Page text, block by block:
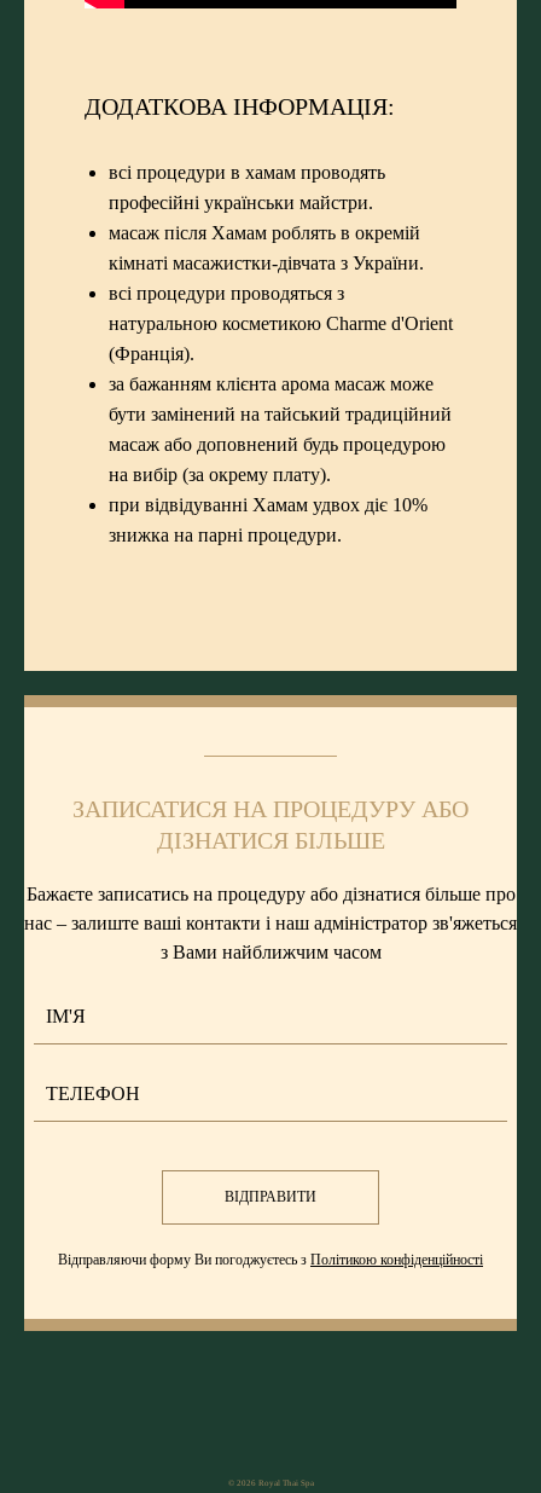
ДОДАТКОВА ІНФОРМАЦІЯ:
всі процедури в хамам проводять
професійні українськи майстри.
масаж після Хамам роблять в окремій
кімнаті масажистки-дівчата з України.
всі процедури проводяться з
натуральною косметикою Charme d'Orient
(Франція).
за бажанням клієнта арома масаж може
бути замінений на тайський традиційний
масаж або доповнений будь процедурою
на вибір (за окрему плату).
при відвідуванні Хамам удвох діє 10%
знижка на парні процедури.
ЗАПИСАТИСЯ НА ПРОЦЕДУРУ АБО
ДІЗНАТИСЯ БІЛЬШЕ
Бажаєте записатись на процедуру або дізнатися більше про
нас – залиште ваші контакти і наш адміністратор зв'яжеться
з Вами найближчим часом
ВІДПРАВИТИ
Відправляючи форму Ви погоджуєтесь з Політикою конфіденційності
© 2026 Royal Thai Spa